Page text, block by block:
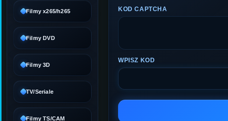
Filmy x265/h265
Filmy DVD
Filmy 3D
TV/Seriale
Filmy TS/CAM
KOD CAPTCHA
WPISZ KOD